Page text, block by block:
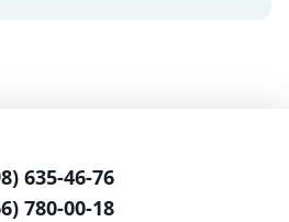
635-46-76
780-00-18